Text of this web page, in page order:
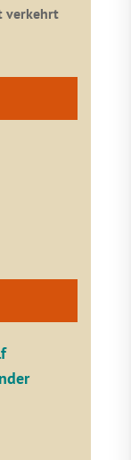
verkehrt